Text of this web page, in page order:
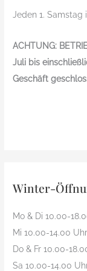
Jeden 1. Samstag
ACHTUNG:
Juli bis
Geschäft
Winter-
Mo & Di 10.00-
Mi 10.00-14.00 Uhr
Do & Fr 10.00-
Sa 10.00-14.00